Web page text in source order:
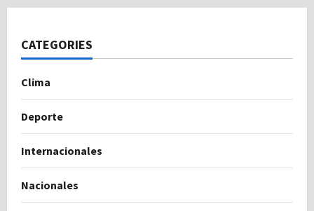
CATEGORIES
Clima
Deporte
Internacionales
Nacionales